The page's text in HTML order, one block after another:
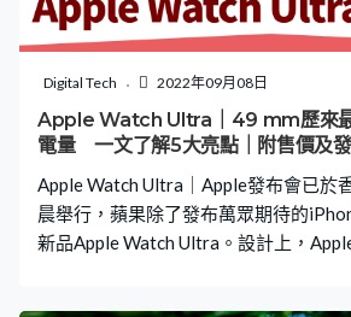
Digital Tech 2022年09月08日
Apple Watch Ultra｜49 mm歷來
電量 一文了解5大亮點｜附售價及
Apple Watch Ultra｜Apple發布會已於
晨舉行，蘋果除了發布萬眾期待的
新品Apple Watch Ultra。設計上，